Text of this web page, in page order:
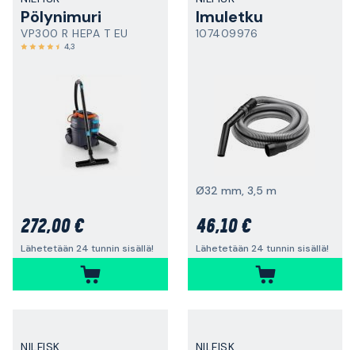
Pölynimuri
VP300 R HEPA T EU
4,3
272,00 €
Lähetetään 24 tunnin sisällä!
Imuletku
107409976
Ø32 mm, 3,5 m
46,10 €
Lähetetään 24 tunnin sisällä!
NILFISK NILFISK